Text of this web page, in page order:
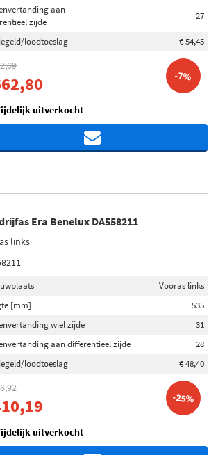
aan
zijde
27
loodtoeslag € 54,45
-7%
uitverkocht
Era Benelux DA558211
links
Vooras links
[mm]
535
wiel zijde
31
aan differentieel zijde
28
loodtoeslag
€ 48,40
-25%
uitverkocht